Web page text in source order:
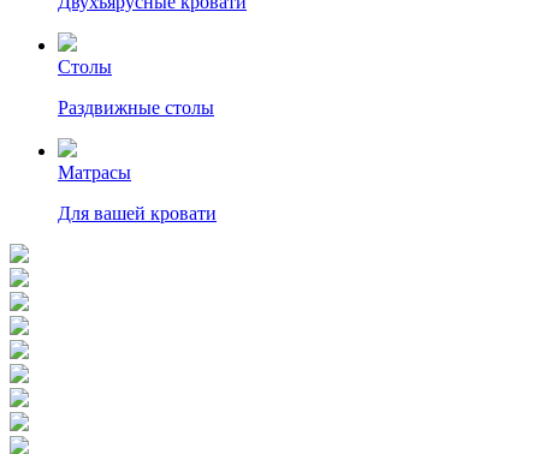
Столы
Раздвижные столы
Матрасы
Для вашей кровати